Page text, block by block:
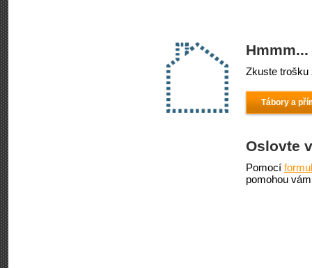
Zkuste trošku
Tábory a
Oslovte
Pomocí
pomohou